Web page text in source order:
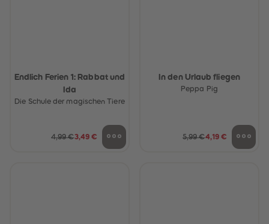
Endlich Ferien 1: Rabbat und
Ida
Die Schule der magischen Tiere
4,99 €3,49 €
In den Urlaub fliegen
Peppa Pig
5,99 €4,19 €